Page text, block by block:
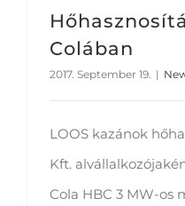
Colában
2017. September 19. |
LOOS kazánok
Kft.
Cola HBC 3 MW-os